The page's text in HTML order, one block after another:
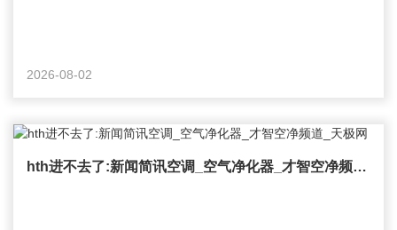
2026-08-02
hth进不去了:新闻简讯空调_空气净化器_才智空净频道_天极网